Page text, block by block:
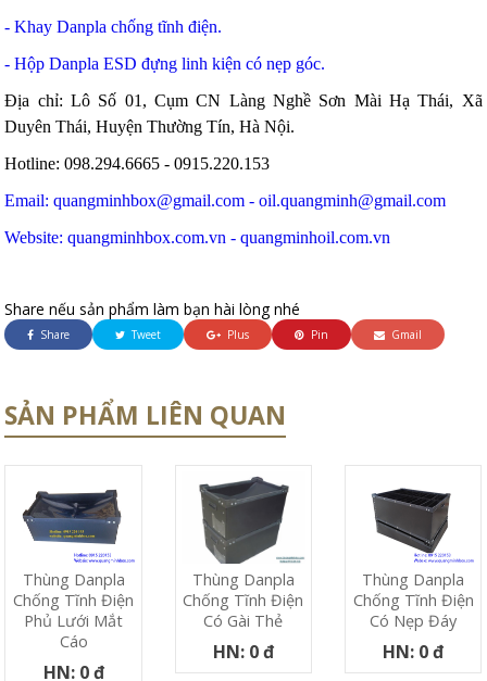
- Khay Danpla chống tĩnh điện.
- Hộp Danpla ESD đựng linh kiện có nẹp góc.
Địa chỉ: Lô Số 01, Cụm CN Làng Nghề Sơn Mài Hạ Thái, Xã
Duyên Thái, Huyện Thường Tín, Hà Nội.
Hotline: 098.294.6665 - 0915.220.153
Email: quangminhbox@gmail.com -oil.quangminh@gmail.com
Website: quangminhbox.com.vn -quangminhoil.com.vn
Share nếu sản phẩm làm bạn hài lòng nhé
Share Tweet Plus Pin Gmail
SẢN PHẨM LIÊN QUAN
Thùng Danpla
Chống Tĩnh Điện
Phủ Lưới Mắt
Cáo
HN: 0 đ
Thùng Danpla
Chống Tĩnh Điện
Có Gài Thẻ
HN: 0 đ
Thùng Danpla
Chống Tĩnh Điện
Có Nẹp Đáy
HN: 0 đ